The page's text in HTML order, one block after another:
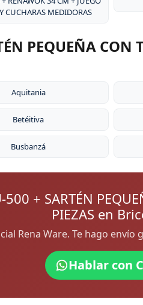
CUCHARAS MEDIDORAS
PEQUEÑA CON
Aquitania
Betéitiva
Busbanzá
+ SARTÉN
PIEZAS en
Rena Ware. Te hago
Hablar con